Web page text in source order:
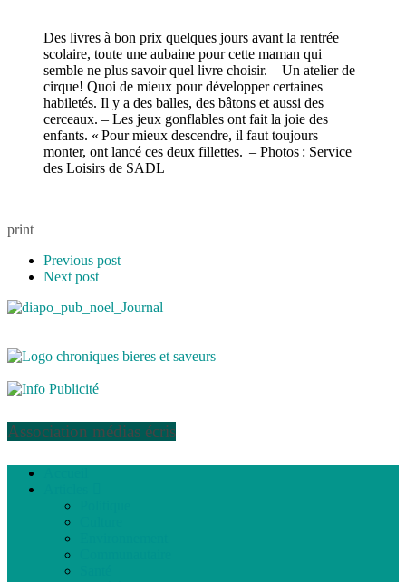
Des livres à bon prix quelques jours avant la rentrée
scolaire, toute une aubaine pour cette maman qui
semble ne plus savoir quel livre choisir. – Un atelier de
cirque! Quoi de mieux pour développer certaines
habiletés. Il y a des balles, des bâtons et aussi des
cerceaux. – Les jeux gonflables ont fait la joie des
enfants. « Pour mieux descendre, il faut toujours
monter, ont lancé ces deux fillettes. – Photos : Service
des Loisirs de SADL
print
Previous post
Next post
Association médias écris